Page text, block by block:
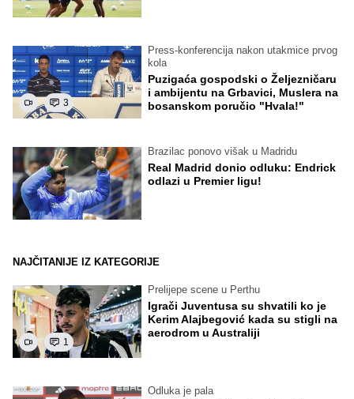
3
Press-konferencija nakon utakmice prvog
kola
Puzigaća gospodski o Željezničaru
i ambijentu na Grbavici, Muslera na
bosanskom poručio "Hvala!"
Brazilac ponovo višak u Madridu
Real Madrid donio odluku: Endrick
odlazi u Premier ligu!
NAJČITANIJE IZ KATEGORIJE
1
Prelijepe scene u Perthu
Igrači Juventusa su shvatili ko je
Kerim Alajbegović kada su stigli na
aerodrom u Australiji
Odluka je pala